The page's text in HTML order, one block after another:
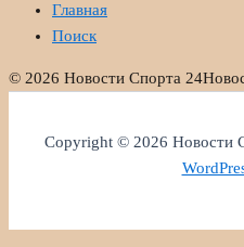
Главная
Поиск
© 2026 Новости Спорта 24
Copyright © 2026 Новости